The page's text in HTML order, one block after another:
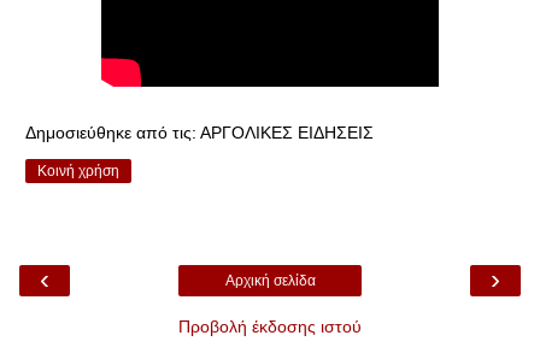
Δημοσιεύθηκε από τις: ΑΡΓΟΛΙΚΕΣ ΕΙΔΗΣΕΙΣ
Κοινή χρήση
‹ ›
Αρχική σελίδα
Προβολή έκδοσης ιστού